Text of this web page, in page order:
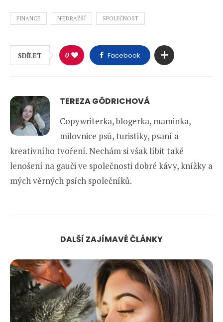
FINANCE NEJDRAŽŠÍ SPOLEČNOST
SDÍLET 0 Facebook
TEREZA GÖDRICHOVÁ
Copywriterka, blogerka, maminka,
milovnice psů, turistiky, psaní a
kreativního tvoření. Nechám si však líbit také
lenošení na gauči ve společnosti dobré kávy, knížky a
mých věrných psích společníků.
DALŠÍ ZAJÍMAVÉ ČLÁNKY